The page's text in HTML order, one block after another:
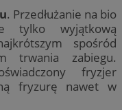
. Przedłużanie na bio
tylko wyjątkową
spośród
trwania zabiegu.
fryzjer
fryzurę nawet w